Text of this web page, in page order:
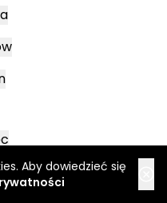
Aby dowiedzieć się